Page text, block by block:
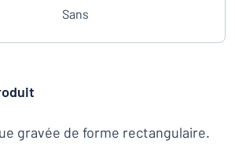
Sans
gravée de forme rectangulaire.